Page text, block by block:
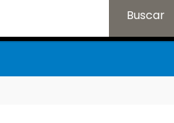
Buscar